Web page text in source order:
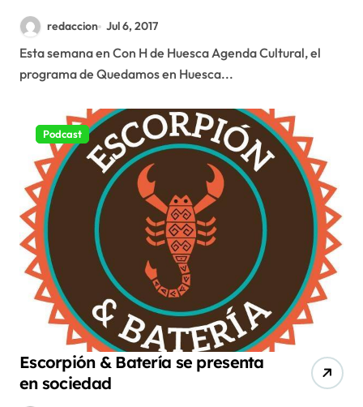
redaccion Jul 6, 2017
Esta semana en Con H de Huesca Agenda Cultural, el
programa de Quedamos en Huesca...
Podcast
Escorpión & Batería se presenta
en sociedad